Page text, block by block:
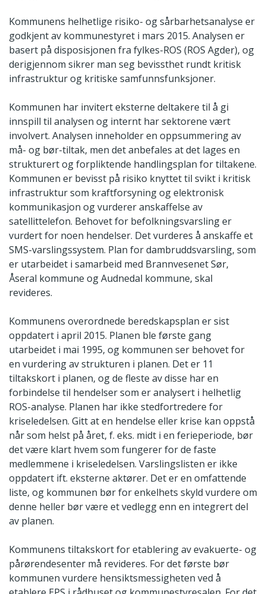
Kommunens helhetlige risiko- og sårbarhetsanalyse er
godkjent av kommunestyret i mars 2015. Analysen er
basert på disposisjonen fra fylkes-ROS (ROS Agder), og
derigjennom sikrer man seg bevissthet rundt kritisk
infrastruktur og kritiske samfunnsfunksjoner.
Kommunen har invitert eksterne deltakere til å gi
innspill til analysen og internt har sektorene vært
involvert. Analysen inneholder en oppsummering av
må- og bør-tiltak, men det anbefales at det lages en
strukturert og forpliktende handlingsplan for tiltakene.
Kommunen er bevisst på risiko knyttet til svikt i kritisk
infrastruktur som kraftforsyning og elektronisk
kommunikasjon og vurderer anskaffelse av
satellittelefon. Behovet for befolkningsvarsling er
vurdert for noen hendelser. Det vurderes å anskaffe et
SMS-varslingssystem. Plan for dambruddsvarsling, som
er utarbeidet i samarbeid med Brannvesenet Sør,
Åseral kommune og Audnedal kommune, skal
revideres.
Kommunens overordnede beredskapsplan er sist
oppdatert i april 2015. Planen ble første gang
utarbeidet i mai 1995, og kommunen ser behovet for
en vurdering av strukturen i planen. Det er 11
tiltakskort i planen, og de fleste av disse har en
forbindelse til hendelser som er analysert i helhetlig
ROS-analyse. Planen har ikke stedfortredere for
kriseledelsen. Gitt at en hendelse eller krise kan oppstå
når som helst på året, f. eks. midt i en ferieperiode, bør
det være klart hvem som fungerer for de faste
medlemmene i kriseledelsen. Varslingslisten er ikke
oppdatert ift. eksterne aktører. Det er en omfattende
liste, og kommunen bør for enkelhets skyld vurdere om
denne heller bør være et vedlegg enn en integrert del
av planen.
Kommunens tiltakskort for etablering av evakuerte- og
pårørendesenter må revideres. For det første bør
kommunen vurdere hensiktsmessigheten ved å